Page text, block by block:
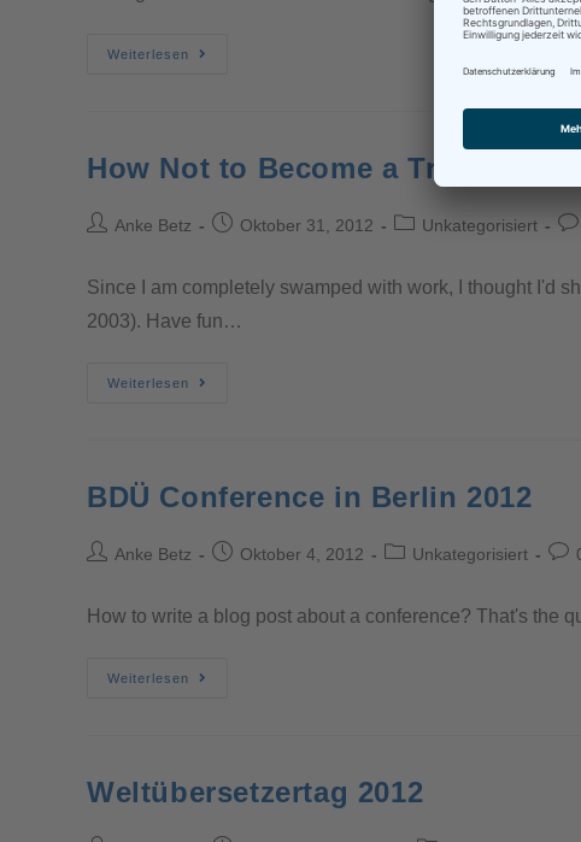
Weiterlesen
How Not to Become a Translator
Anke Betz Oktober 31, 2012 Unkategorisiert
Since I am completely swamped with work, I thought I'd
2003). Have fun…
Weiterlesen
BDÜ Conference in Berlin 2012
Anke Betz Oktober 4, 2012 Unkategorisiert
How to write a blog post about a conference? That's the
Weiterlesen
Weltübersetzertag 2012